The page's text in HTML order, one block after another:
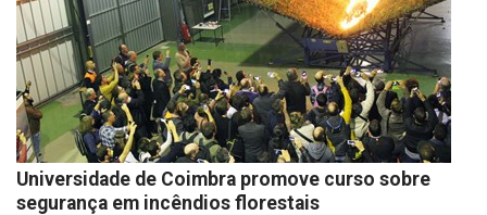
Universidade de Coimbra promove curso sobre
segurança em incêndios florestais